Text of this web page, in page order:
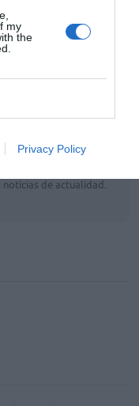
my
the
Privacy Policy
en los acuerdo
ya varios años.
los pacientes
siempre y cuando
necesario el
fuente preferida
de actualidad.